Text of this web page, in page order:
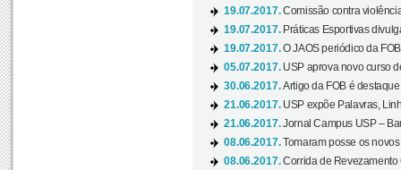
19.07.2017.Comissão contra
19.07.2017. Práticas Esportivas
19.07.2017.O JAOS periódico da
05.07.2017. USP aprova novo curso
30.06.2017.Artigo da FOB é
21.06.2017. USP expõe Palavras,
21.06.2017.Jornal Campus USP –
08.06.2017.Tomaram posse os
08.06.2017.Corrida de Revezamento